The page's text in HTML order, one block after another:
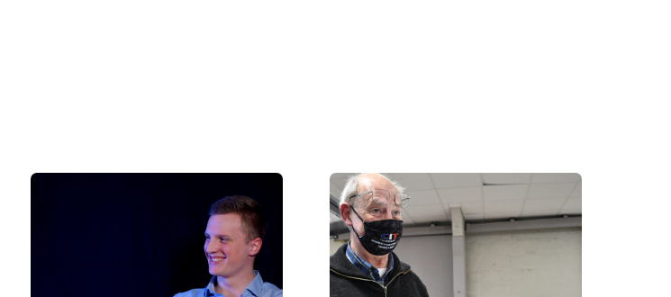
Gazette
Sports
Éducation